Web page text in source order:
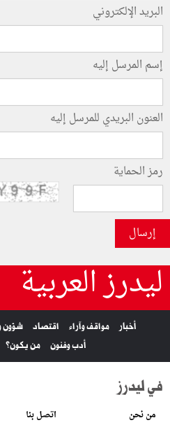
البريد الإلكتروني
إسم المرسل إليه
العنون البريدي للمرسل إليه
رمز الحماية
إرسال
ليدرز العربية
أخبار مواقف وآراء اقتصاد شؤون
أدب وفنون
من يكون؟
في ليدرز
من نحن اتصل بنا